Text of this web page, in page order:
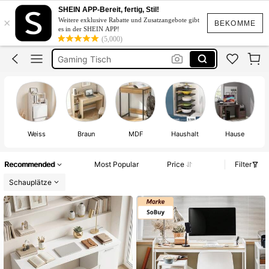
BEKOMME
×
SHEIN APP-Bereit, fertig, Stil!
Weitere exklusive Rabatte und Zusatzangebote gibt
es in der SHEIN APP!
(5,000)
Schreibtisch Weiß
Schreibtisch
Gaming Tisch
Schminktisch
Schreibtisch Weiß
Schreibtisch
Weiss Braun MDF Haushalt Hause
Recommended Most Popular Price
Filter
Schauplätze